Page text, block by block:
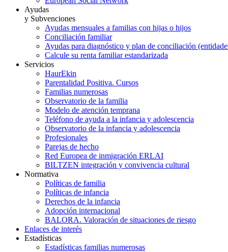
Ayudas
y Subvenciones
Ayudas mensuales a familias con hijas o hijos
Conciliación familiar
Ayudas para diagnóstico y plan de conciliación
Calcule su renta familiar estandarizada
Servicios
HaurEkin
Parentalidad Positiva. Cursos
Familias numerosas
Observatorio de la familia
Modelo de atención temprana
Teléfono de ayuda a la infancia y adolescencia
Observatorio de la infancia y adolescencia
Profesionales
Parejas de hecho
Red Europea de inmigración ERLAI
BILTZEN integración y convivencia cultural
Normativa
Políticas de familia
Políticas de infancia
Derechos de la infancia
Adopción internacional
BALORA. Valoración de situaciones de riesgo
Enlaces de interés
Estadísticas
Estadísticas familias numerosas